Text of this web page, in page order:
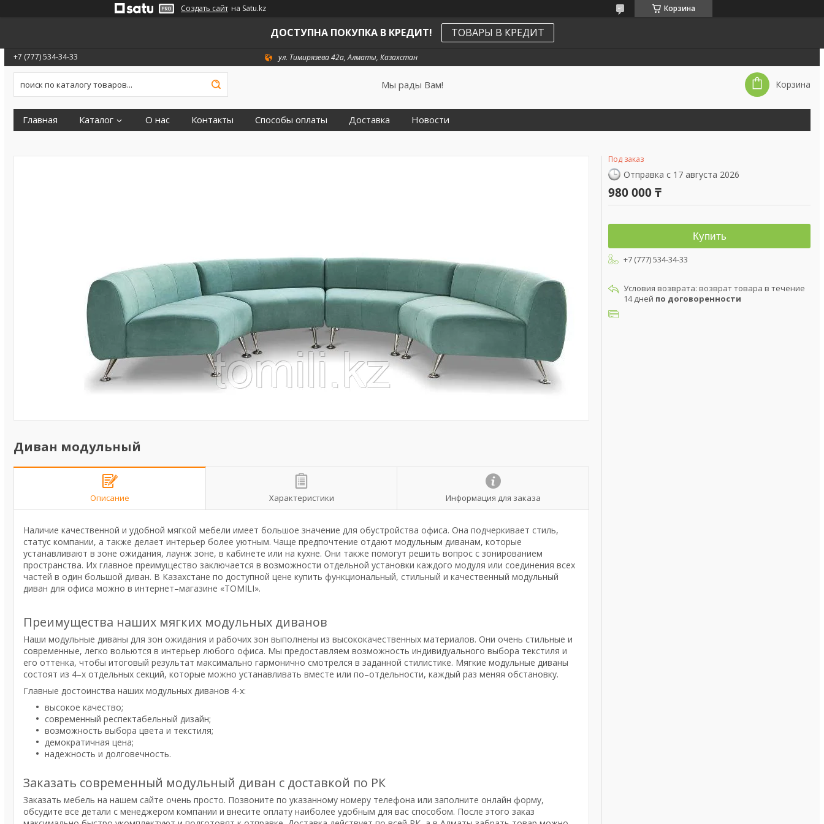
Создать сайт на Satu.kz Корзина
ДОСТУПНА ПОКУПКА В КРЕДИТ! ТОВАРЫ В КРЕДИТ
+7 (777) 534-34-33 ул. Тимирязева 42а, Алматы, Казахстан
Мы рады Вам! Корзина
Главная Каталог О нас Контакты Способы оплаты Доставка Новости
Диван модульный
Описание Характеристики Информация для заказа
Наличие качественной и удобной мягкой мебели имеет большое значение для обустройства офиса. Она подчеркивает стиль,
статус компании, а также делает интерьер более уютным. Чаще предпочтение отдают модульным диванам, которые
устанавливают в зоне ожидания, лаунж зоне, в кабинете или на кухне. Они также помогут решить вопрос с зонированием
пространства. Их главное преимущество заключается в возможности отдельной установки каждого модуля или соединения всех
частей в один большой диван. В Казахстане по доступной цене купить функциональный, стильный и качественный модульный
диван для офиса можно в интернет–магазине «TOMILI».
Преимущества наших мягких модульных диванов
Наши модульные диваны для зон ожидания и рабочих зон выполнены из высококачественных материалов. Они очень стильные и
современные, легко вольются в интерьер любого офиса. Мы предоставляем возможность индивидуального выбора текстиля и
его оттенка, чтобы итоговый результат максимально гармонично смотрелся в заданной стилистике. Мягкие модульные диваны
состоят из 4–х отдельных секций, которые можно устанавливать вместе или по–отдельности, каждый раз меняя обстановку.
Главные достоинства наших модульных диванов 4-х:
высокое качество;
современный респектабельный дизайн;
возможность выбора цвета и текстиля;
демократичная цена;
надежность и долговечность.
Заказать современный модульный диван с доставкой по РК
Заказать мебель на нашем сайте очень просто. Позвоните по указанному номеру телефона или заполните онлайн форму,
обсудите все детали с менеджером компании и внесите оплату наиболее удобным для вас способом. После этого заказ
Под заказ
Отправка с 17 августа 2026
980 000 ₸
Купить
+7 (777) 534-34-33
возврат товара в течение
14 дней по договоренности